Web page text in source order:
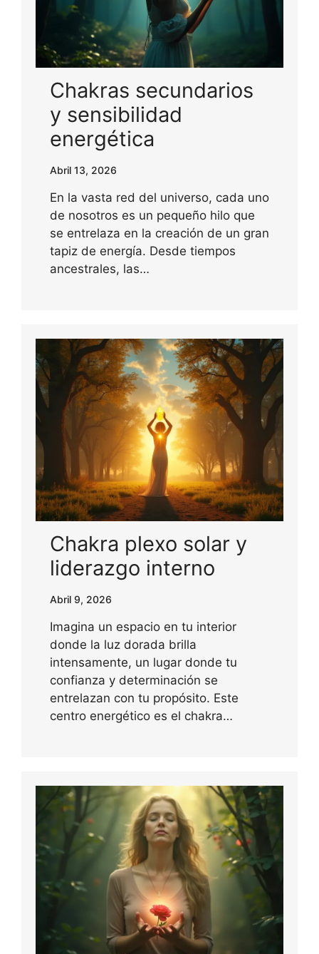
Chakras secundarios
y sensibilidad
energética
Abril 13, 2026
En la vasta red del universo, cada uno
de nosotros es un pequeño hilo que
se entrelaza en la creación de un gran
tapiz de energía. Desde tiempos
ancestrales, las…
Chakra plexo solar y
liderazgo interno
Abril 9, 2026
Imagina un espacio en tu interior
donde la luz dorada brilla
intensamente, un lugar donde tu
confianza y determinación se
entrelazan con tu propósito. Este
centro energético es el chakra…